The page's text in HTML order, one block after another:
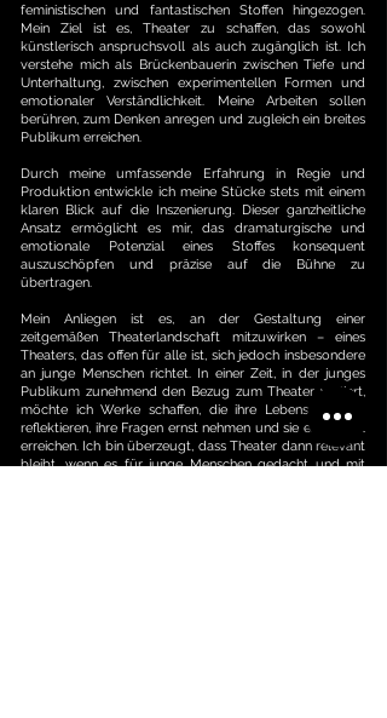
feministischen und fantastischen Stoffen hingezogen.
Mein Ziel ist es, Theater zu schaffen, das sowohl
künstlerisch anspruchsvoll als auch zugänglich ist. Ich
verstehe mich als Brückenbauerin zwischen Tiefe und
Unterhaltung, zwischen experimentellen Formen und
emotionaler Verständlichkeit. Meine Arbeiten sollen
berühren, zum Denken anregen und zugleich ein breites
Publikum erreichen.
Durch meine umfassende Erfahrung in Regie und
Produktion entwickle ich meine Stücke stets mit einem
klaren Blick auf die Inszenierung. Dieser ganzheitliche
Ansatz ermöglicht es mir, das dramaturgische und
emotionale Potenzial eines Stoffes konsequent
auszuschöpfen und präzise auf die Bühne zu
übertragen.
Mein Anliegen ist es, an der Gestaltung einer
zeitgemäßen Theaterlandschaft mitzuwirken – eines
Theaters, das offen für alle ist, sich jedoch insbesondere
an junge Menschen richtet. In einer Zeit, in der junges
Publikum zunehmend den Bezug zum Theater verliert,
möchte ich Werke schaffen, die ihre Lebensrealitäten
reflektieren, ihre Fragen ernst nehmen und sie emotional
erreichen. Ich bin überzeugt, dass Theater dann relevant
bleibt, wenn es für junge Menschen gedacht und mit